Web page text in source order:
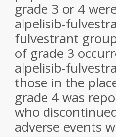
grade 3 or 4
alpelisib-
fulvestrant
of grade 3
alpelisib-
those in the
grade 4 was
who
adverse events